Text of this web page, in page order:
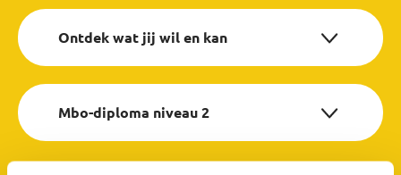
Ontdek wat jij wil en kan
Mbo-diploma niveau 2